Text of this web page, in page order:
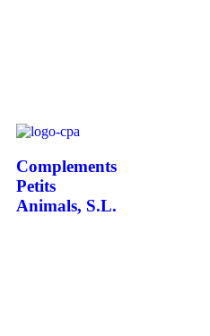
Complements
Petits
Animals, S.L.